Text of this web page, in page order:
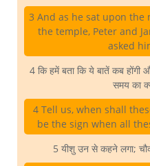
3 And as he sat upon the
the temple, Peter and
asked
4 कि हमें बता कि ये बातें कब होंगी
समय का
4 Tell us, when shall
be the sign when all
5 यीशु उन से कहने लगा;